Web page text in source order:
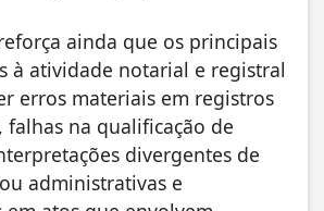
ainda que os principais
à atividade notarial e registral
erros materiais em registros
falhas na qualificação de
divergentes de
administrativas e